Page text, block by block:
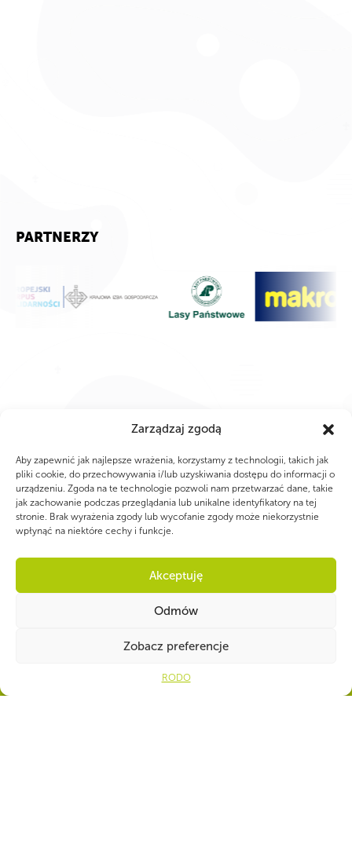
Zarządzaj zgodą
Aby zapewnić jak najlepsze wrażenia, korzystamy z technologii, takich jak
pliki cookie, do przechowywania i/lub uzyskiwania dostępu do informacji o
urządzeniu. Zgoda na te technologie pozwoli nam przetwarzać dane, takie
jak zachowanie podczas przeglądania lub unikalne identyfikatory na tej
stronie. Brak wyrażenia zgody lub wycofanie zgody może niekorzystnie
wpłynąć na niektóre cechy i funkcje.
Akceptuję
Odmów
Zobacz preferencje
RODO
PARTNERZY
WSPÓLNIE DLA HARCERSKIEJ MISJI
Twoje wsparcie, nasza
Numer konta do darowizn na rzecz ZHP